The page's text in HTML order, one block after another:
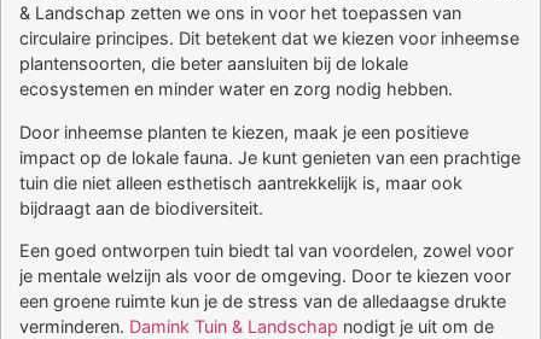
& Landschap zetten we ons in voor het toepassen van
circulaire principes. Dit betekent dat we kiezen voor inheemse
plantensoorten, die beter aansluiten bij de lokale
ecosystemen en minder water en zorg nodig hebben.
Door inheemse planten te kiezen, maak je een positieve
impact op de lokale fauna. Je kunt genieten van een prachtige
tuin die niet alleen esthetisch aantrekkelijk is, maar ook
bijdraagt aan de biodiversiteit.
Een goed ontworpen tuin biedt tal van voordelen, zowel voor
je mentale welzijn als voor de omgeving. Door te kiezen voor
een groene ruimte kun je de stress van de alledaagse drukte
verminderen. Damink Tuin & Landschap nodigt je uit om de